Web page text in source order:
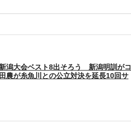
新潟大会ベスト8出そろう 新潟明訓がコ
農が糸魚川との公立対決を延長10回サ